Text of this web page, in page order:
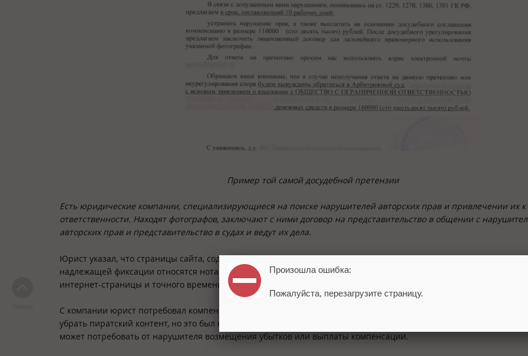
Пример той самой досудебной претензии
Есть юридические компании, специализирующиеся на поиске нарушителей авторских прав и привлечении их к
ответственности. Находят фотографов, заключают с ними договор на представительство в общении с
авторских прав и представительство в судах и ведут их дела.
Юрист указал, что страницы сайта, содержащие нелицензионный контент, надлежащим образом
надлежащей фиксации относятся нотариальный протокол осмотра сайта, а также скриншоты с указанием адреса
интернет-страницы и точного времени получения скрина или видеофиксация нарушения.
С компании юрист потребовал компенсацию в размере 110 тысяч рублей. Да, возможен вариант, когда вас
убрать пиратский контент, но это был не тот случай. Автор, чьей фотографией воспользовались без его
может потребовать от нарушителя возмещения убытков или выплаты компенсации.
Произошла ошибка:
Пожалуйста, перезагрузите страницу.